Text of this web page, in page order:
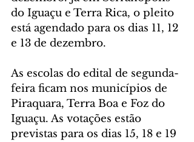
do Iguaçu e Terra Rica, o pleito
está agendado para os dias 11, 12
e 13 de dezembro.
As escolas do edital de segunda-
feira ficam nos municípios de
Piraquara, Terra Boa e Foz do
Iguaçu. As votações estão
previstas para os dias 15, 18 e 19